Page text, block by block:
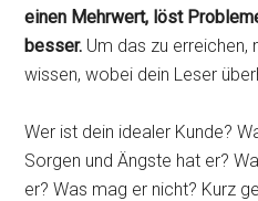
einen Mehrwert, löst
besser. Um das zu erreichen,
wissen, wobei dein Leser
Wer ist dein idealer Kunde?
Sorgen und Ängste hat er?
er? Was mag er nicht? Kurz